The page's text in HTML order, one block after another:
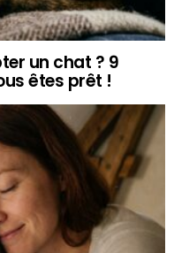
un chat ? 9
êtes prêt !